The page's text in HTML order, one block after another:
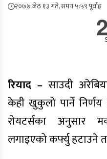
२०७७ जेठ १३ गते, समय ५:५९ पूर्वाह्न
रियाद – साउदी
केही खुकुलो पार्ने
रोयटर्सका अनुसार
लगाइएको कर्फ्यु हटाउने